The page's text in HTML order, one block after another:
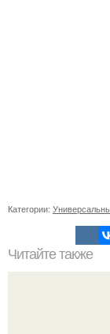
Категории:
Читайте также